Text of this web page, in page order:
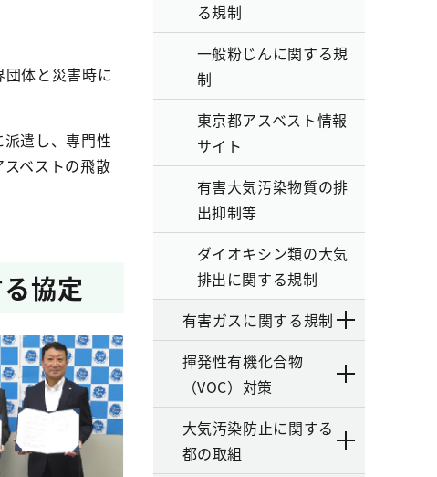
体と災害時に
遣し、専門性
ベストの飛散
協定
る規制
一般粉じんに関する規
制
東京都アスベスト情報
サイト
有害大気汚染物質の排
出抑制等
ダイオキシン類の大気
排出に関する規制
有害ガスに関する規制
揮発性有機化合物
（VOC）対策
大気汚染防止に関する
都の取組